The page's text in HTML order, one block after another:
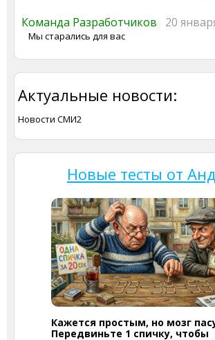
Команда Разработчиков 20
Мы старались для вас
Актуальные новости:
Новости СМИ2
Новые тесты от
Кажется простым, но мозг
Передвиньте 1 спичку, чтобы